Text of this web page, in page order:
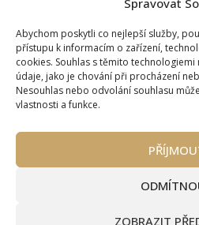
Spravovat
Abychom poskytli co nejlepší služby,
přístupu k informacím o zařízení,
cookies. Souhlas s těmito
údaje, jako je chování při procházení
Nesouhlas nebo odvolání souhlasu
vlastnosti a funkce.
ZOBRAZIT
20. 7. 2026
O Wealth Magazínu
Kontakty
Máte
Pravidla používání